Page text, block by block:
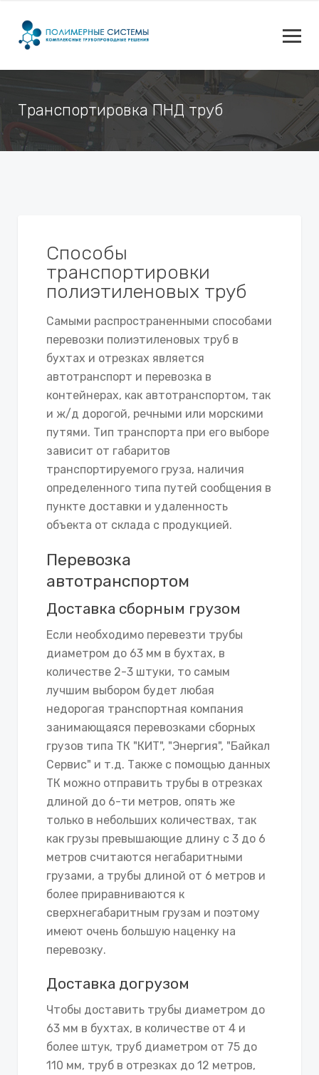
Транспортировка ПНД труб
Способы
транспортировки
полиэтиленовых труб
Самыми распространенными способами
перевозки полиэтиленовых труб в
бухтах и отрезках является
автотранспорт и перевозка в
контейнерах, как автотранспортом, так
и ж/д дорогой, речными или морскими
путями. Тип транспорта при его выборе
зависит от габаритов
транспортируемого груза, наличия
определенного типа путей сообщения в
пункте доставки и удаленность
объекта от склада с продукцией.
Перевозка
автотранспортом
Доставка сборным грузом
Если необходимо перевезти трубы
диаметром до 63 мм в бухтах, в
количестве 2-3 штуки, то самым
лучшим выбором будет любая
недорогая транспортная компания
занимающаяся перевозками сборных
грузов типа ТК "КИТ", "Энергия", "Байкал
Сервис" и т.д. Также с помощью данных
ТК можно отправить трубы в отрезках
длиной до 6-ти метров, опять же
только в небольших количествах, так
как грузы превышающие длину с 3 до 6
метров считаются негабаритными
грузами, а трубы длиной от 6 метров и
более приравниваются к
сверхнегабаритным грузам и поэтому
имеют очень большую наценку на
перевозку.
Доставка догрузом
Чтобы доставить трубы диаметром до
63 мм в бухтах, в количестве от 4 и
более штук, труб диаметром от 75 до
110 мм, труб в отрезках до 12 метров,